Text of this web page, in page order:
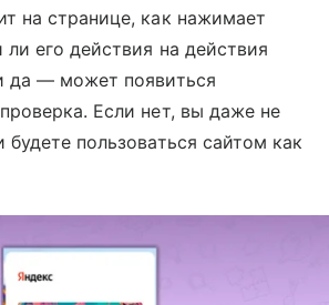
на странице, как нажимает
его действия на действия
да — может появиться
Если нет, вы даже не
будете пользоваться сайтом как